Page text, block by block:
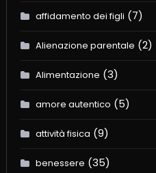
affidamento dei figli (7)
Alienazione parentale (2)
Alimentazione (3)
amore autentico (5)
attività fisica (9)
benessere (35)